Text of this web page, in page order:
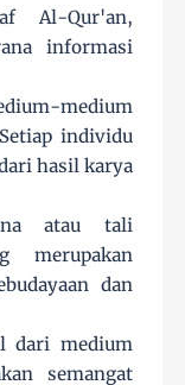
Al-Qur'an,
informasi
medium
individu
hasil karya
atau tali
merupakan
dan
dari medium
semangat